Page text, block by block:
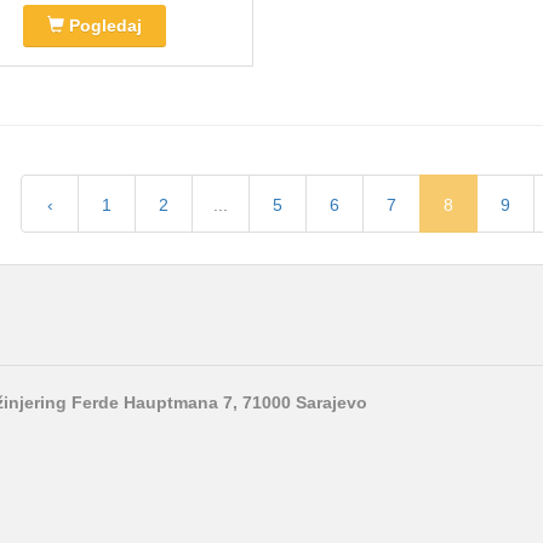
Pogledaj
‹ 1 2 5 6 7 8 9
Ferde Hauptmana 7, 71000 Sarajevo